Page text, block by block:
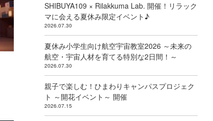
SHIBUYA109 × Rilakkuma Lab. 開催！リラック
マに会える夏休み限定イベント♪
2026.07.30
夏休み小学生向け航空宇宙教室2026 ～未来の
航空・宇宙人材を育てる特別な2日間！～
2026.07.30
親子で楽しむ！ひまわりキャンパスプロジェク
ト ～開花イベント～ 開催
2026.07.15